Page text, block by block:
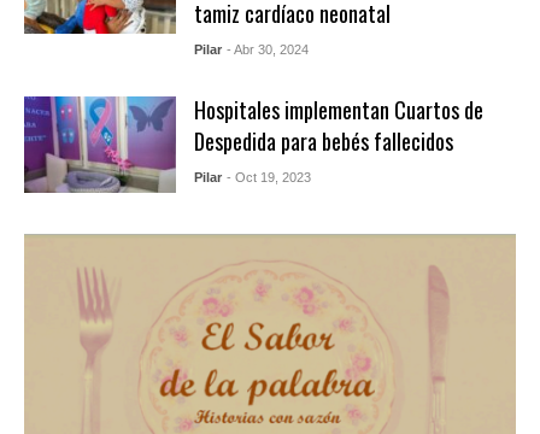
tamiz cardíaco neonatal
Pilar - Abr 30, 2024
Hospitales implementan Cuartos de
Despedida para bebés fallecidos
Pilar - Oct 19, 2023